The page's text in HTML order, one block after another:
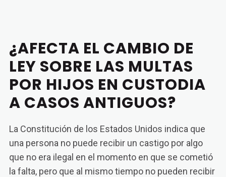
¿AFECTA EL CAMBIO DE
LEY SOBRE LAS MULTAS
POR HIJOS EN CUSTODIA
A CASOS ANTIGUOS?
La Constitución de los Estados Unidos indica que
una persona no puede recibir un castigo por algo
que no era ilegal en el momento en que se cometió
la falta, pero que al mismo tiempo no pueden recibir